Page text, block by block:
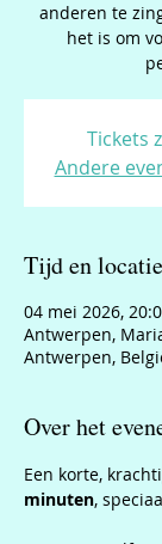
anderen te
het is om
Tickets
Andere
Tijd en locatie
04 mei 2026,
Antwerpen,
Antwerpen,
Over het
Een korte,
minuten,